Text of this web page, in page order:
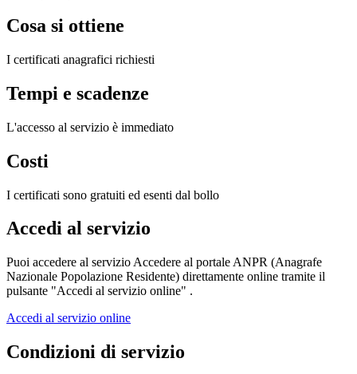
Cosa si ottiene
I certificati anagrafici richiesti
Tempi e scadenze
L'accesso al servizio è immediato
Costi
I certificati sono gratuiti ed esenti dal bollo
Accedi al servizio
Puoi accedere al servizio Accedere al portale ANPR (Anagrafe
Nazionale Popolazione Residente) direttamente online tramite il
pulsante "Accedi al servizio online" .
Accedi al servizio online
Condizioni di servizio